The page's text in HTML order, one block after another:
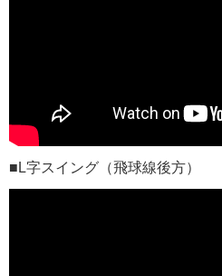
■L字スイング（飛球線後方）